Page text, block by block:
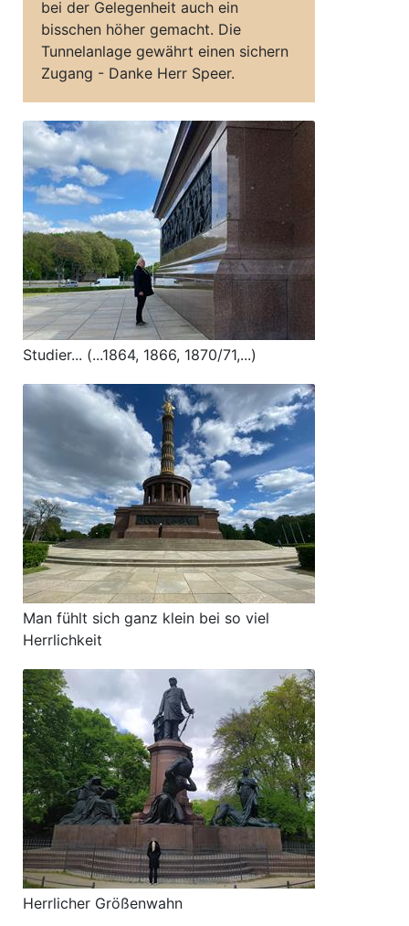
bei der Gelegenheit auch ein
bisschen höher gemacht. Die
Tunnelanlage gewährt einen sichern
Zugang - Danke Herr Speer.
Studier... (...1864, 1866, 1870/71,...)
Man fühlt sich ganz klein bei so viel
Herrlichkeit
Herrlicher Größenwahn